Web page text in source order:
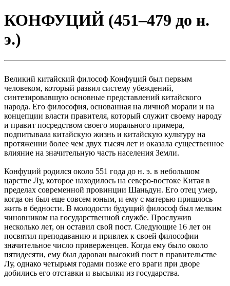
КОНФУЦИЙ (451–479 до н.
э.)
Великий китайский философ Конфуций был первым
человеком, который развил систему убеждений,
синтезировавшую основные представлений китайского
народа. Его философия, основанная на личной морали и на
концепции власти правителя, который служит своему народу
и правит посредством своего морального примера,
подпитывала китайскую жизнь и китайскую культуру на
протяжении более чем двух тысяч лет и оказала существенное
влияние на значительную часть населения Земли.
Конфуций родился около 551 года до н. э. в небольшом
царстве Лу, которое находилось на северо-востоке Китая в
пределах современной провинции Шаньдун. Его отец умер,
когда он был еще совсем юным, и ему с матерью пришлось
жить в бедности. В молодости будущий философ был мелким
чиновником на государственной службе. Прослужив
несколько лет, он оставил свой пост. Следующие 16 лет он
посвятил преподаванию и привлек к своей философии
значительное число приверженцев. Когда ему было около
пятидесяти, ему был дарован высокий пост в правительстве
Лу, однако четырьмя годами позже его враги при дворе
добились его отставки и высылки из государства.